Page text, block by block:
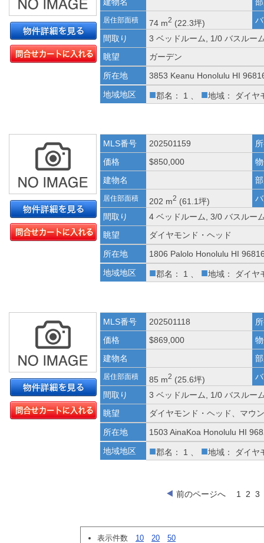
居住部面積 74 m2 (22.3坪)
間取り
3 ベッドルーム, 1/0 バスルー
眺望
ガーデン
所在地
3853 Keanu Honolulu HI
地域地区
■郡名： 1 、 ■地域： ダイヤ
MLS番号 202501159
価格
$850,000
建物名
居住部面積 202 m2 (61.1坪)
間取り
4 ベッドルーム, 3/0 バスルー
眺望
ダイヤモンド・ヘッド
所在地
1806 Palolo Honolulu HI
地域地区
■郡名： 1 、 ■地域： ダイヤ
MLS番号 202501118
価格
$869,000
建物名
居住部面積 85 m2 (25.6坪)
間取り
3 ベッドルーム, 1/0 バスルー
眺望
ダイヤモンド・ヘッド、マウ
所在地
1503 AinaKoa Honolulu HI
地域地区
■郡名： 1 、 ■地域： ダイヤ
前のページへ 1 2 3
表示件数 10 20
50